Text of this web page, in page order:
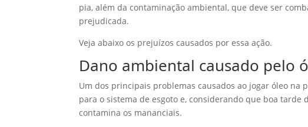
pia, além da contaminação ambiental, que deve ser
prejudicada.
Veja abaixo os prejuízos causados por essa ação.
Dano ambiental causado pelo
Um dos principais problemas causados ao jogar óleo na
para o sistema de esgoto e, considerando que boa
contamina os mananciais.